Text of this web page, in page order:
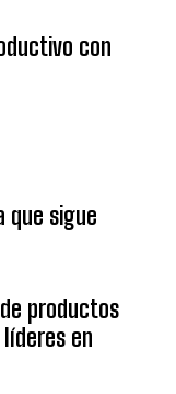
con
que sigue
productos
en